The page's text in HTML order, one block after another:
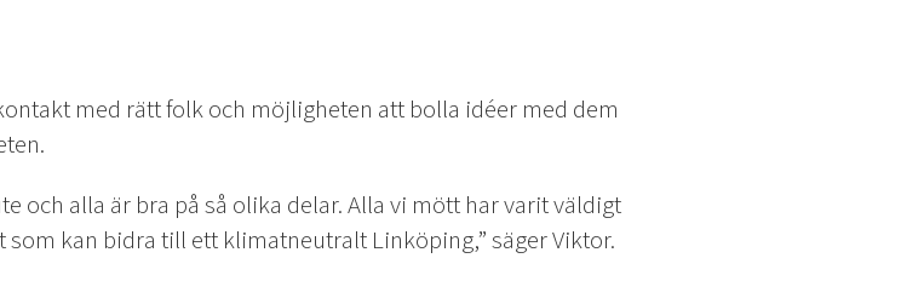
med rätt folk och möjligheten att bolla idéer med dem
och alla är bra på så olika delar. Alla vi mött har varit väldigt
kan bidra till ett klimatneutralt Linköping,” säger Viktor.